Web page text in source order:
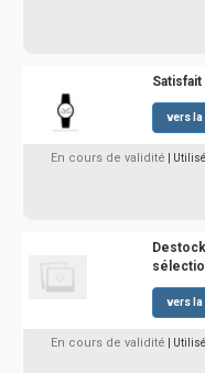
vers la
En cours de validité |
vers la
En cours de validité |